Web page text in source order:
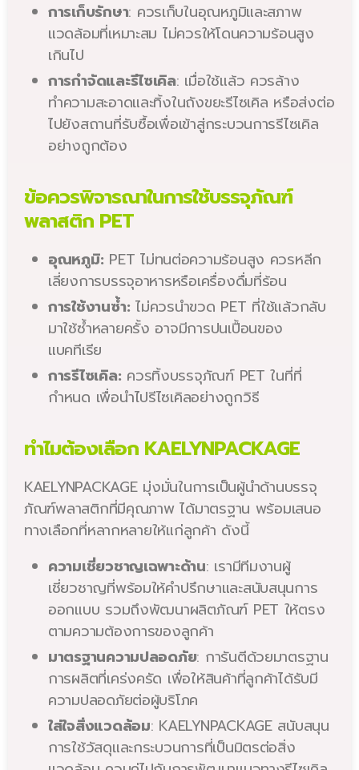
การเก็บรักษา: ควรเก็บในอุณหภูมิและสภาพ
แวดล้อมที่เหมาะสม ไม่ควรให้โดนความร้อนสูง
เกินไป
การกำจัดและรีไซเคิล: เมื่อใช้แล้ว ควรล้าง
ทำความสะอาดและทิ้งในถังขยะรีไซเคิล หรือส่งต่อ
ไปยังสถานที่รับซื้อเพื่อเข้าสู่กระบวนการรีไซเคิล
อย่างถูกต้อง
ข้อควรพิจารณาในการใช้บรรจุภัณฑ์
พลาสติก PET
อุณหภูมิ: PET ไม่ทนต่อความร้อนสูง ควรหลีก
เลี่ยงการบรรจุอาหารหรือเครื่องดื่มที่ร้อน
การใช้งานซ้ำ: ไม่ควรนำขวด PET ที่ใช้แล้วกลับ
มาใช้ซ้ำหลายครั้ง อาจมีการปนเปื้อนของ
แบคทีเรีย
การรีไซเคิล: ควรทิ้งบรรจุภัณฑ์ PET ในที่ที่
กำหนด เพื่อนำไปรีไซเคิลอย่างถูกวิธี
ทำไมต้องเลือก KAELYNPACKAGE
KAELYNPACKAGE มุ่งมั่นในการเป็นผู้นำด้านบรรจุ
ภัณฑ์พลาสติกที่มีคุณภาพ ได้มาตรฐาน พร้อมเสนอ
ทางเลือกที่หลากหลายให้แก่ลูกค้า ดังนี้
ความเชี่ยวชาญเฉพาะด้าน: เรามีทีมงานผู้
เชี่ยวชาญที่พร้อมให้คำปรึกษาและสนับสนุนการ
ออกแบบ รวมถึงพัฒนาผลิตภัณฑ์ PET ให้ตรง
ตามความต้องการของลูกค้า
มาตรฐานความปลอดภัย: การันตีด้วยมาตรฐาน
การผลิตที่เคร่งครัด เพื่อให้สินค้าที่ลูกค้าได้รับมี
ความปลอดภัยต่อผู้บริโภค
ใส่ใจสิ่งแวดล้อม: KAELYNPACKAGE สนับสนุน
การใช้วัสดุและกระบวนการที่เป็นมิตรต่อสิ่ง